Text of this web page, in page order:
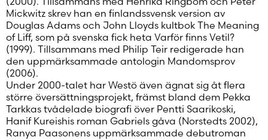
Mickwitz skrev han en finlandssvensk version av
Douglas Adams och John Lloyds kultbok The Meaning
of Liff, som på svenska fick heta Varför finns Vetil?
(1999). Tillsammans med Philip Teir redigerade han
den uppmärksammade antologin Mandomsprov
(2006).
Under 2000-talet har Westö även ägnat sig åt flera
större översättningsprojekt, främst bland dem Pekka
Tarkkas tvådelade biografi över Pentti Saarikoski,
Hanif Kureishis roman Gabriels gåva (Norstedts 2002),
Ranya Paasonens uppmärksammade debutroman